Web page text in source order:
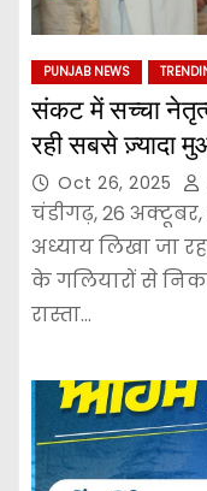
PUNJAB NEWS
संकट में सच्चा
रही सबसे ज़्यादा
Oct 26, 2025
चंडीगढ़, 26
अध्याय लिखा जा
के गलियारों से
रास्ता…